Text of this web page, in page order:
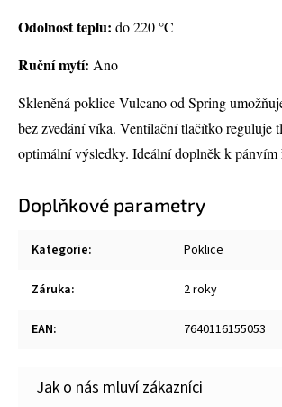
Odolnost teplu: do 220 °C
Ruční mytí: Ano
Skleněná poklice Vulcano od Spring
bez zvedání víka. Ventilační tlačítko reguluje
optimální výsledky. Ideální doplněk k pánvím
Doplňkové parametry
Kategorie: Poklice
Záruka: 2 roky
EAN: 7640116155053